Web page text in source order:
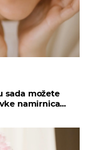
sada možete
namirnica...